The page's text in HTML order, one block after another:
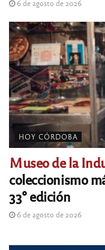
6 de agosto de 2026
HOY CÓRDOBA
Museo de la
coleccionismo
33° edición
6 de agosto de 2026